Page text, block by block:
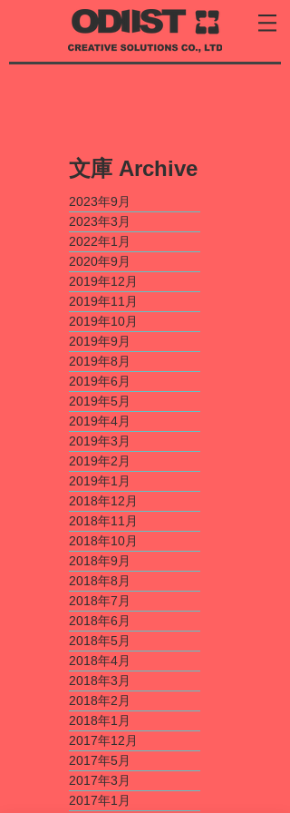
​文庫 Archive
2023年9月
2023年3月
2022年1月
2020年9月
2019年12月
2019年11月
2019年10月
2019年9月
2019年8月
2019年6月
2019年5月
2019年4月
2019年3月
2019年2月
2019年1月
2018年12月
2018年11月
2018年10月
2018年9月
2018年8月
2018年7月
2018年6月
2018年5月
2018年4月
2018年3月
2018年2月
2018年1月
2017年12月
2017年5月
2017年3月
2017年1月